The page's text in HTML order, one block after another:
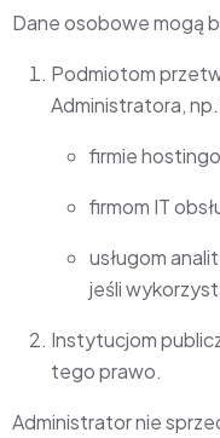
Dane osobowe mogą
Podmiotom
Administratora,
firmie
firmom IT
usługom
jeśli
Instytucjom
tego prawo.
Administrator nie